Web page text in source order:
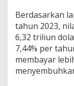
Berdasarkan
tahun 2023,
6,32 triliun
7,44% per
membayar